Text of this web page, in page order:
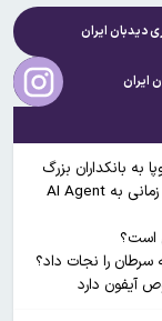
دیدبان ایران
ایران
بانکداران بزرگ
ایجنت هوش مصنوعی چیست؟ از کجا بدانیم چه زمانی به AI Agent
است؟
را نجات داد؟